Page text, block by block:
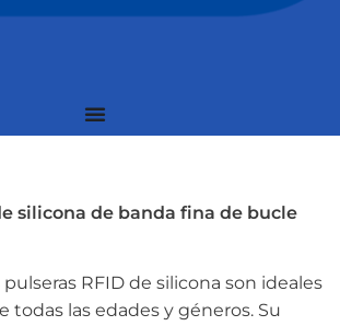
silicona de banda fina de bucle
RFID de silicona son ideales
todas las edades y géneros. Su